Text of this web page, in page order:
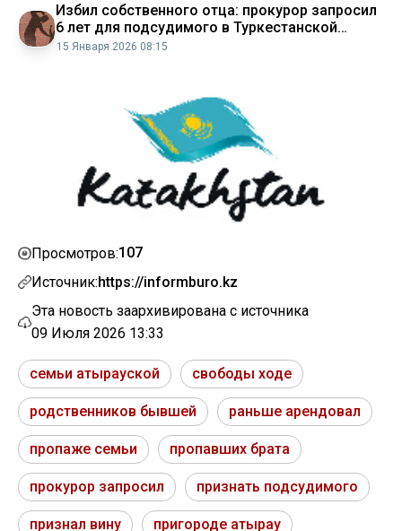
Избил собственного отца: прокурор запросил
6 лет для подсудимого в Туркестанской
области
15 Января 2026 08:15
Просмотров:107
Источник:https://informburo.kz
Эта новость заархивирована с источника
09 Июля 2026 13:33
семьи атырауской свободы ходе
родственников бывшей раньше арендовал
пропаже семьи пропавших брата
прокурор запросил признать подсудимого
признал вину пригороде атырау